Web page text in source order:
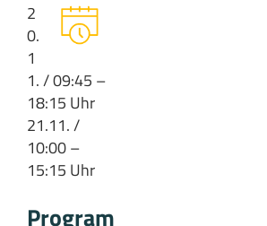
2
0.
1
1. / 09:45 –
18:15 Uhr
21.11. /
10:00 –
15:15 Uhr
Program